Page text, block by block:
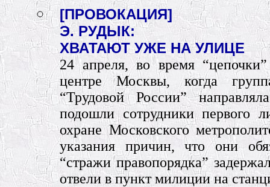
[ПРОВОКАЦИЯ]
Э. РУДЫК:
ХВАТАЮТ УЖЕ НА УЛИЦЕ
24 апреля, во время
центре Москвы, когда
“Трудовой России”
подошли сотрудники первого
охране Московского
указания причин, что они
“стражи правопорядка”
отвели в пункт милиции на